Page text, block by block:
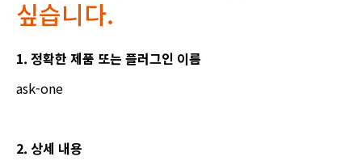
싶습니다.
1. 정확한 제품 또는 플러그인 이름
ask-one
2. 상세 내용